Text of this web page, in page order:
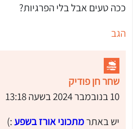
ככה טעים אבל בלי הפרגיות?
הגב
שחר חן פודיק
10 בנובמבר 2024 בשעה 13:18
יש באתרמתכוני אורז בשפע:)